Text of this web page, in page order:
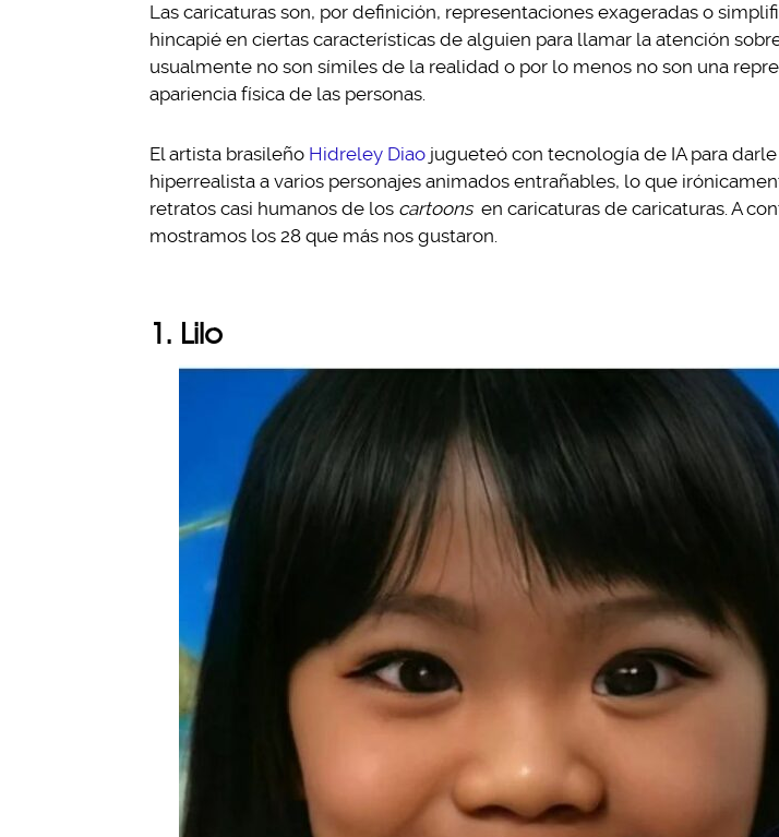
Las caricaturas son, por definición, representaciones exageradas o
hincapié en ciertas características de alguien para llamar la atención
usualmente no son símiles de la realidad o por lo menos no son una
apariencia física de las personas.
El artista brasileño Hidreley Diao jugueteó con tecnología de IA para
hiperrealista a varios personajes animados entrañables, lo que
retratos casi humanos de los cartoons en caricaturas de caricaturas. A
mostramos los 28 que más nos gustaron.
1. Lilo